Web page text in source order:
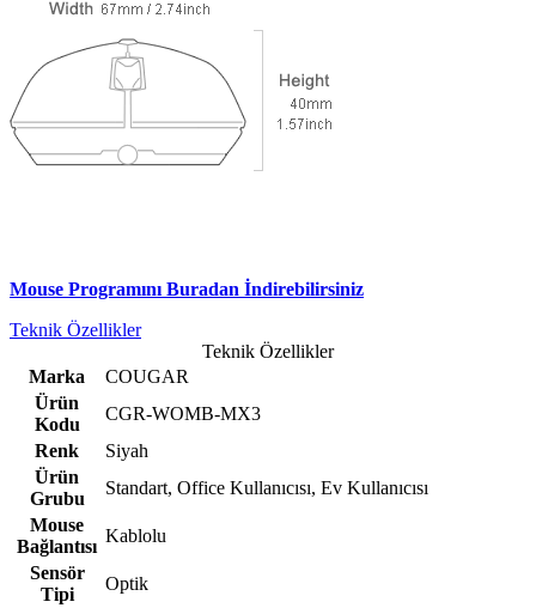
Mouse Programını Buradan İndirebilirsiniz
Teknik Özellikler
Teknik Özellikler
Marka
COUGAR
Ürün
Kodu
CGR-WOMB-MX3
Renk
Siyah
Ürün
Grubu
Standart, Office Kullanıcısı, Ev Kullanıcısı
Mouse
Bağlantısı
Kablolu
Sensör
Tipi
Optik